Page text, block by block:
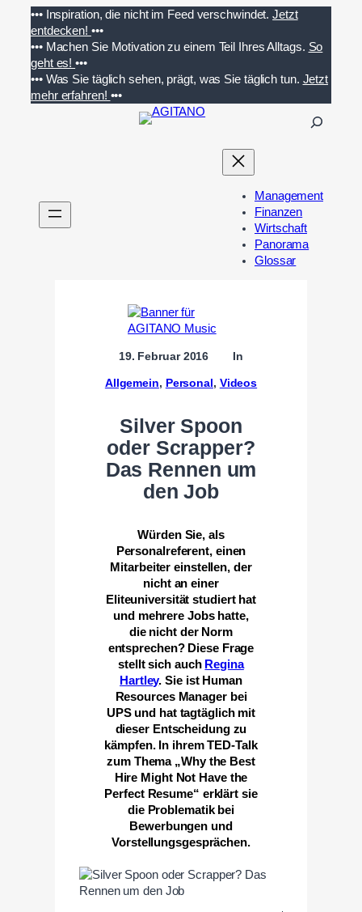
Inhalt
springen
••• Inspiration, die nicht im Feed verschwindet. Jetzt
entdecken! •••
••• Machen Sie Motivation zu einem Teil Ihres Alltags. So
geht es!•••
••• Was Sie täglich sehen, prägt, was Sie täglich tun. Jetzt
mehr erfahren! •••
n
Management
Finanzen
Wirtschaft
Panorama
Glossar
19. Februar 2016 In
Allgemein, Personal, Videos
Silver Spoon
oder Scrapper?
Das Rennen um
den Job
Würden Sie, als
Personalreferent, einen
Mitarbeiter einstellen, der
nicht an einer
Eliteuniversität studiert hat
und mehrere Jobs hatte,
die nicht der Norm
entsprechen? Diese Frage
stellt sich auch Regina
Hartley. Sie ist Human
Resources Manager bei
UPS und hat tagtäglich mit
dieser Entscheidung zu
kämpfen. In ihrem TED-Talk
zum Thema „Why the Best
Hire Might Not Have the
Perfect Resume“ erklärt sie
die Problematik bei
Bewerbungen und
Vorstellungsgesprächen.